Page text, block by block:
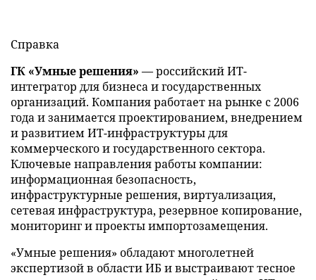
Справка
ГК «Умные решения» — российский ИТ-
интегратор для бизнеса и государственных
организаций. Компания работает на рынке с 2006
года и занимается проектированием, внедрением
и развитием ИТ-инфраструктуры для
коммерческого и государственного сектора.
Ключевые направления работы компании:
информационная безопасность,
инфраструктурные решения, виртуализация,
сетевая инфраструктура, резервное копирование,
мониторинг и проекты импортозамещения.
«Умные решения» обладают многолетней
экспертизой в области ИБ и выстраивают тесное